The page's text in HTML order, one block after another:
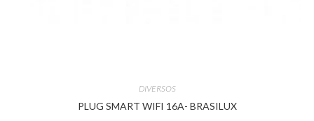
DIVERSOS
PLUG SMART WIFI 16A- BRASILUX